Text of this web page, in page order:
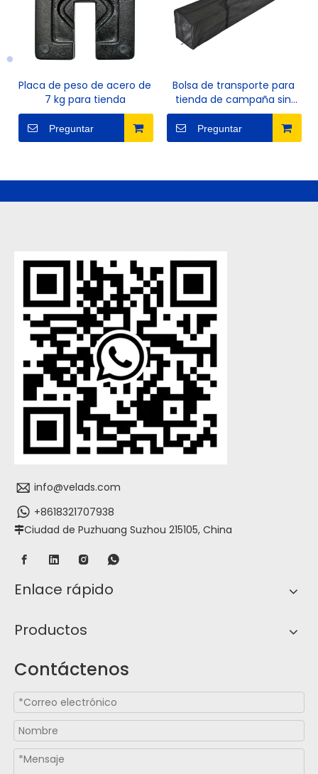
Placa de peso de acero de
7 kg para tienda
Preguntar
Bolsa de transporte para
tienda de campaña sin
ruedas
Preguntar
info@velads.com
+8618321707938
Ciudad de Puzhuang Suzhou 215105, China
Enlace rápido
Productos
Contáctenos